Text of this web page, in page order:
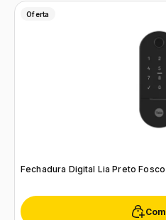
Oferta
Fechadura Digital Lia Preto